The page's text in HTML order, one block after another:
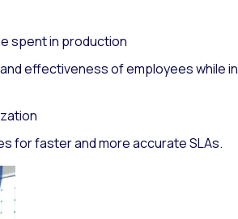
spent in production
effectiveness of employees while in
for faster and more accurate SLAs.